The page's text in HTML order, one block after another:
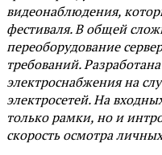
видеонаблюдения,
фестиваля. В общей
переоборудование
требований.
электроснабжения на
электросетей. На
только рамки, но и
скорость осмотра